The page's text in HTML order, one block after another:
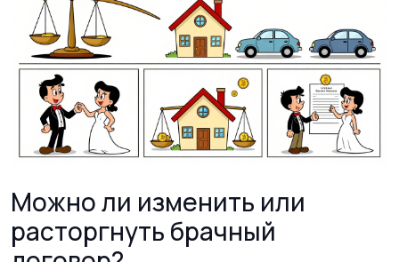
Можно ли изменить или
расторгнуть брачный